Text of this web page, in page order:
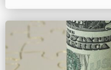
общения...